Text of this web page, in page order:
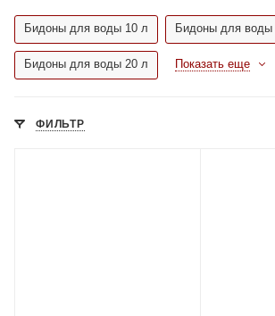
Бидоны для воды 10 л Бидоны для воды
Бидоны для воды 20 л Показать еще
ФИЛЬТР